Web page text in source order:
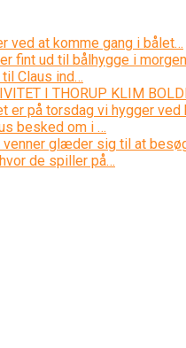
ved at komme gang i bålet…
fint ud til bålhygge i
Claus ind…
I THORUP KLIM
er på torsdag vi hygger ved
besked om i …
venner glæder sig til at
de spiller på…